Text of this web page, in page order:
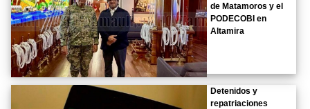
de Matamoros y el
PODECOBI en
Altamira
Detenidos y
repatriaciones